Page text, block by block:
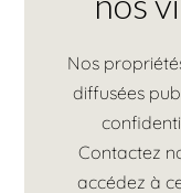
Nos
diffusées
Contactez
accédez à